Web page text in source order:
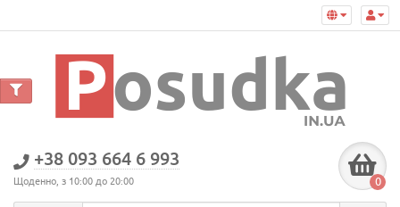
+38 093 664 6 993
Щоденно, з 10:00 до 20:00 0